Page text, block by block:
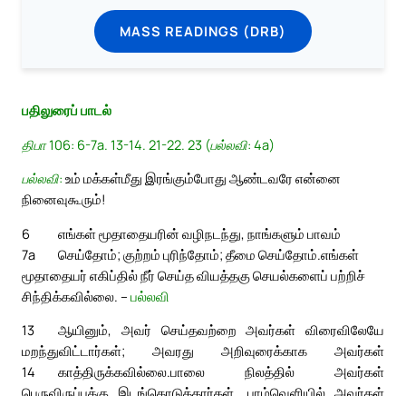
MASS READINGS (DRB)
பதிலுரைப் பாடல்
திபா 106: 6-7a. 13-14. 21-22. 23 (பல்லவி: 4a)
பல்லவி: உம் மக்கள்மீது இரங்கும்போது ஆண்டவரே என்னை
நினைவுகூரும்!
6
எங்கள் மூதாதையரின் வழிநடந்து, நாங்களும் பாவம்
செய்தோம்; குற்றம் புரிந்தோம்; தீமை செய்தோம்.
7a
எங்கள்
மூதாதையர் எகிப்தில் நீர் செய்த வியத்தகு செயல்களைப் பற்றிச்
சிந்திக்கவில்லை. – பல்லவி
13
ஆயினும், அவர் செய்தவற்றை அவர்கள் விரைவிலேயே
மறந்துவிட்டார்கள்; அவரது அறிவுரைக்காக அவர்கள்
காத்திருக்கவில்லை.
14
பாலை நிலத்தில் அவர்கள்